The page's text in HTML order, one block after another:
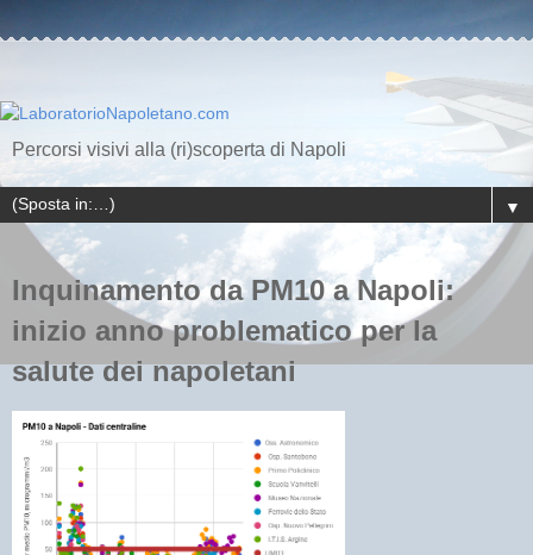
Percorsi visivi alla (ri)scoperta di Napoli
▼
Inquinamento da PM10 a Napoli:
inizio anno problematico per la
salute dei napoletani